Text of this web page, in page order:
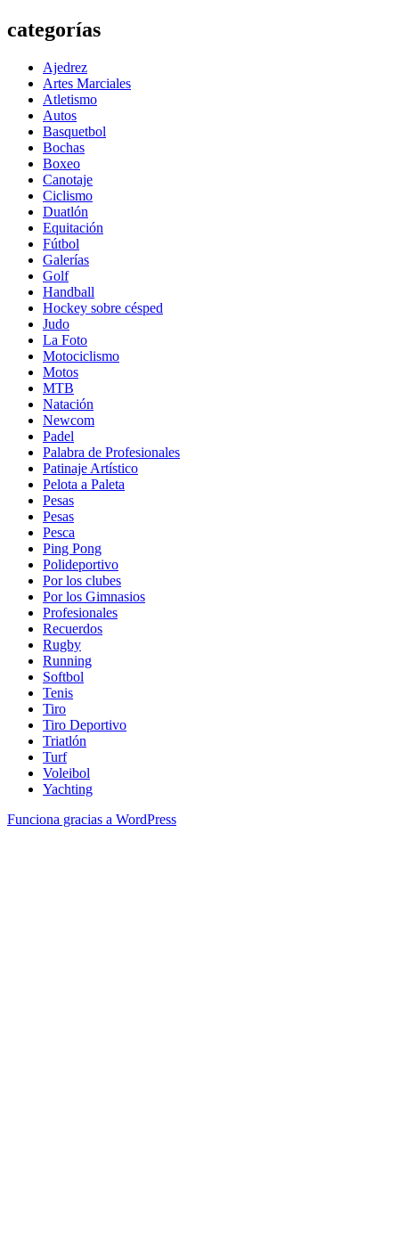
categorías
Ajedrez
Artes Marciales
Atletismo
Autos
Basquetbol
Bochas
Boxeo
Canotaje
Ciclismo
Duatlón
Equitación
Fútbol
Galerías
Golf
Handball
Hockey sobre césped
Judo
La Foto
Motociclismo
Motos
MTB
Natación
Newcom
Padel
Palabra de Profesionales
Patinaje Artístico
Pelota a Paleta
Pesas
Pesas
Pesca
Ping Pong
Polideportivo
Por los clubes
Por los Gimnasios
Profesionales
Recuerdos
Rugby
Running
Softbol
Tenis
Tiro
Tiro Deportivo
Triatlón
Turf
Voleibol
Yachting
Funciona gracias a WordPress